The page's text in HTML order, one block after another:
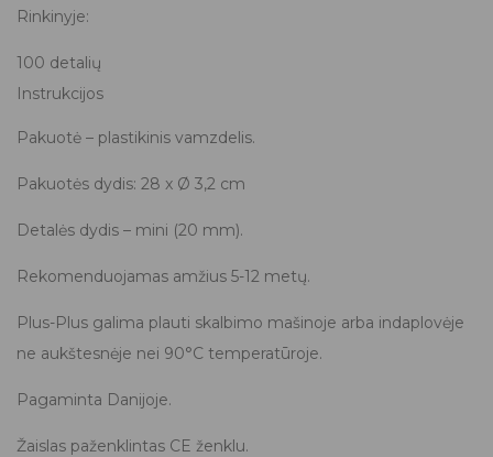
Rinkinyje:
100 detalių
Instrukcijos
Pakuotė – plastikinis vamzdelis.
Pakuotės dydis: 28 x Ø 3,2 cm
Detalės dydis – mini (20 mm).
Rekomenduojamas amžius 5-12 metų.
Plus-Plus galima plauti skalbimo mašinoje arba indaplovėje
ne aukštesnėje nei 90°C temperatūroje.
Pagaminta Danijoje.
Žaislas paženklintas CE ženklu.